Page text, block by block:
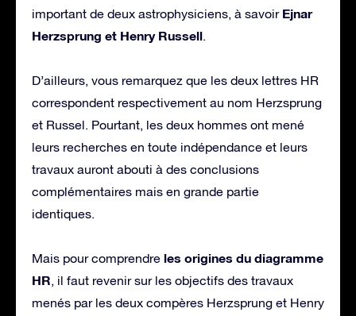
important de deux astrophysiciens, à savoir Ejnar
Herzsprung et Henry Russell.
D’ailleurs, vous remarquez que les deux lettres HR
correspondent respectivement au nom Herzsprung
et Russel. Pourtant, les deux hommes ont mené
leurs recherches en toute indépendance et leurs
travaux auront abouti à des conclusions
complémentaires mais en grande partie
identiques.
Mais pour comprendre les origines du diagramme
HR, il faut revenir sur les objectifs des travaux
menés par les deux compères Herzsprung et Henry